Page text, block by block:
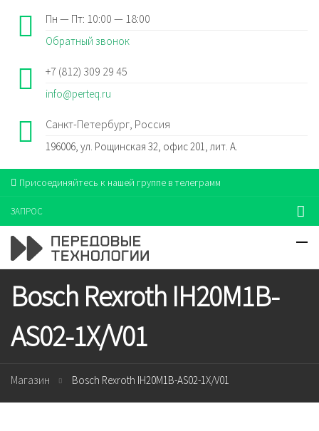
Пн — Пт: 10:00 — 18:00
Обратный звонок
+7 (812) 309 29 45
info@perteq.ru
Санкт-Петербург, Россия
196006, ул. Рощинская 32, офис 201, лит. А.
Присоединяйтесь к нашей группе в телеграмм
ЗАПРОС
Bosch Rexroth IH20M1B-
AS02-1X/V01
Магазин Bosch Rexroth IH20M1B-AS02-1X/V01